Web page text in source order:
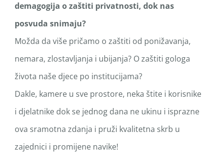
demagogija o zaštiti privatnosti, dok nas
posvuda snimaju?
Možda da više pričamo o zaštiti od ponižavanja,
nemara, zlostavljanja i ubijanja? O zaštiti gologa
života naše djece po institucijama?
Dakle, kamere u sve prostore, neka štite i korisnike
i djelatnike dok se jednog dana ne ukinu i isprazne
ova sramotna zdanja i pruži kvalitetna skrb u
zajednici i promijene navike!